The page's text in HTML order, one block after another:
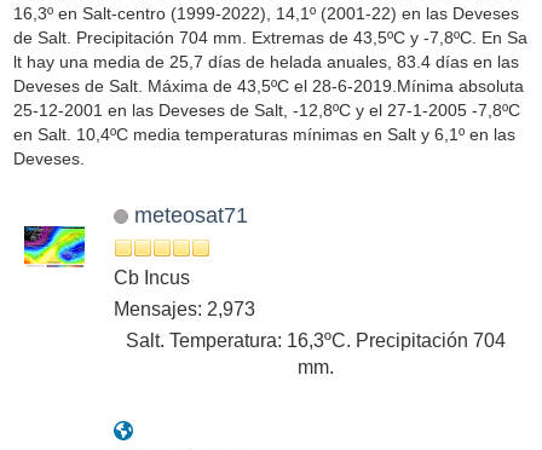
16,3º en Salt-centro (1999-2022), 14,1º (2001-22) en las Deveses
de Salt. Precipitación 704 mm. Extremas de 43,5ºC y -7,8ºC. En Sa
lt hay una media de 25,7 días de helada anuales, 83.4 días en las
Deveses de Salt. Máxima de 43,5ºC el 28-6-2019.Mínima absoluta
25-12-2001 en las Deveses de Salt, -12,8ºC y el 27-1-2005 -7,8ºC
en Salt. 10,4ºC media temperaturas mínimas en Salt y 6,1º en las
Deveses.
meteosat71
Cb Incus
Mensajes: 2,973
Salt. Temperatura: 16,3ºC. Precipitación 704
mm.